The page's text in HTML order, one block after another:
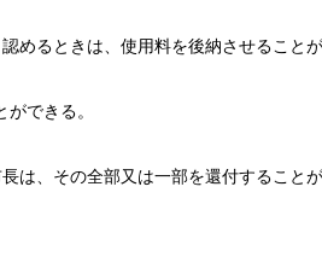
めるときは、使用料を後納させることが
できる。
は、その全部又は一部を還付することが